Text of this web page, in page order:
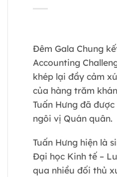
Đêm Gala Chung
Accounting
khép lại đầy cảm
của hàng trăm
Tuấn Hưng đã
ngôi vị Quán quân.
Tuấn Hưng hiện là
Đại học Kinh tế –
qua nhiều đối thủ